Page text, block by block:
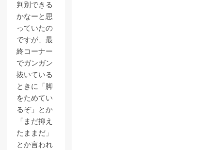
判別できる
かなーと思
っていたの
ですが、最
終コーナー
でガンガン
抜いている
ときに「脚
をためてい
るぞ」とか
「まだ抑え
たままだ」
とか言われ